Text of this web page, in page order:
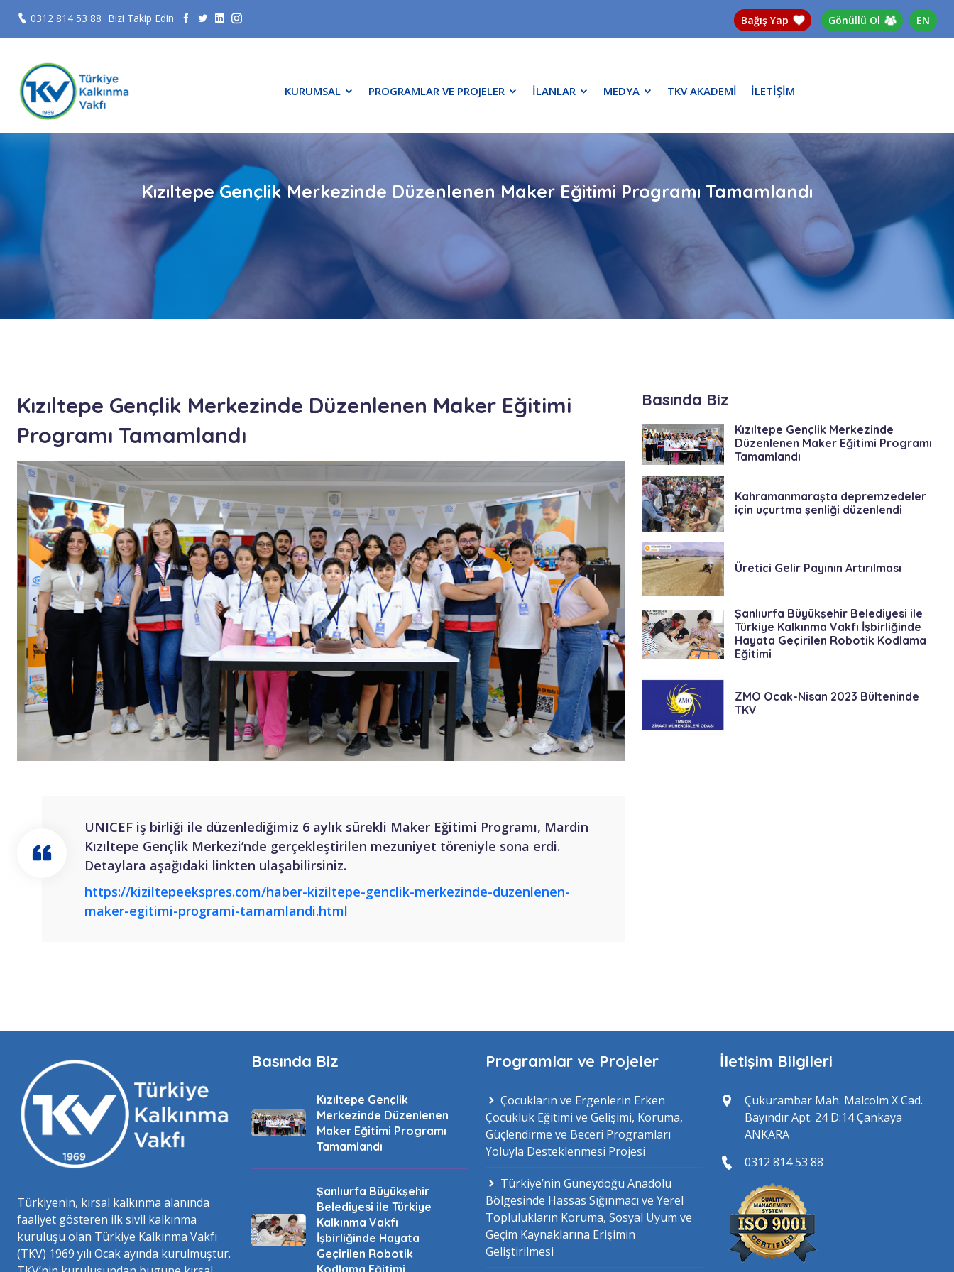
0312 814 53 88 Bizi Takip Edin Bağış Yap Gönüllü Ol EN
KURUMSAL PROGRAMLAR VE PROJELER İLANLAR MEDYA TKV AKADEMİ İLETİŞİM
Kızıltepe Gençlik Merkezinde Düzenlenen Maker Eğitimi Programı Tamamlandı
Kızıltepe Gençlik Merkezinde Düzenlenen Maker Eğitimi
Programı Tamamlandı
UNICEF iş birliği ile düzenlediğimiz 6 aylık sürekli Maker Eğitimi Programı, Mardin
Kızıltepe Gençlik Merkezi’nde gerçekleştirilen mezuniyet töreniyle sona erdi.
Detaylara aşağıdaki linkten ulaşabilirsiniz.
https://kiziltepeekspres.com/haber-kiziltepe-genclik-merkezinde-duzenlenen-
maker-egitimi-programi-tamamlandi.html
Basında Biz
Kızıltepe Gençlik Merkezinde
Düzenlenen Maker Eğitimi Programı
Tamamlandı
Kahramanmaraşta depremzedeler
için uçurtma şenliği düzenlendi
Üretici Gelir Payının Artırılması
Şanlıurfa Büyükşehir Belediyesi ile
Türkiye Kalkınma Vakfı İşbirliğinde
Hayata Geçirilen Robotik Kodlama
Eğitimi
ZMO Ocak-Nisan 2023 Bülteninde
TKV
Türkiyenin, kırsal kalkınma alanında
faaliyet gösteren ilk sivil kalkınma
kuruluşu olan Türkiye Kalkınma Vakfı
(TKV) 1969 yılı Ocak ayında kurulmuştur.
Basında Biz
Kızıltepe Gençlik
Merkezinde Düzenlenen
Maker Eğitimi Programı
Tamamlandı
Şanlıurfa Büyükşehir
Belediyesi ile Türkiye
Kalkınma Vakfı
İşbirliğinde Hayata
Geçirilen Robotik
Programlar ve Projeler
Çocukların ve Ergenlerin Erken
Çocukluk Eğitimi ve Gelişimi, Koruma,
Güçlendirme ve Beceri Programları
Yoluyla Desteklenmesi Projesi
Türkiye’nin Güneydoğu Anadolu
Bölgesinde Hassas Sığınmacı ve Yerel
Toplulukların Koruma, Sosyal Uyum ve
Geçim Kaynaklarına Erişimin
Geliştirilmesi
İletişim Bilgileri
Çukurambar Mah. Malcolm X Cad.
Bayındır Apt. 24 D:14 Çankaya
ANKARA
0312 814 53 88